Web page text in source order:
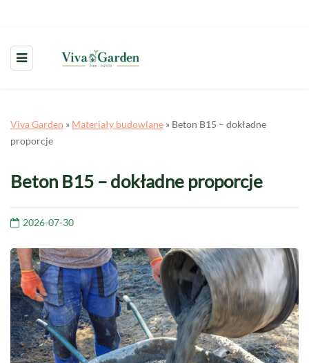
Viva Garden » Materiały budowlane » Beton B15 – dokładne
proporcje
Beton B15 – dokładne proporcje
2026-07-30